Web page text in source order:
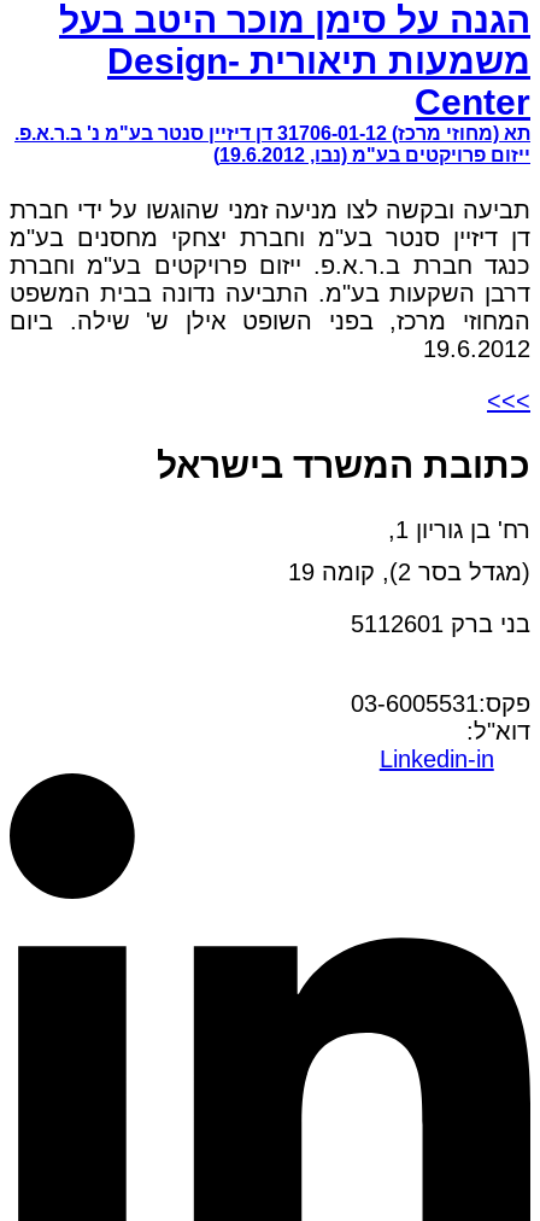
הגנה על סימן מוכר היטב בעל
משמעות תיאורית -Design
Center
תא (מחוזי מרכז) 31706-01-12 דן דיזיין סנטר בע"מ נ' ב.ר.א.פ.
ייזום פרויקטים בע"מ (נבו, 19.6.2012)
תביעה ובקשה לצו מניעה זמני שהוגשו על ידי חברת
דן דיזיין סנטר בע"מ וחברת יצחקי מחסנים בע"מ
כנגד חברת ב.ר.א.פ. ייזום פרויקטים בע"מ וחברת
דרבן השקעות בע"מ. התביעה נדונה בבית המשפט
המחוזי מרכז, בפני השופט אילן ש' שילה. ביום
19.6.2012
>>>
כתובת המשרד בישראל
רח' בן גוריון 1,
(מגדל בסר 2), קומה 19
בני ברק 5112601
פקס:03-6005531
דוא"ל:
Linkedin-in